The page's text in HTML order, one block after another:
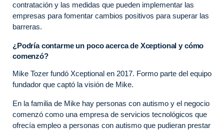
contratación y las medidas que pueden implementar las
empresas para fomentar cambios positivos para superar las
barreras.
¿Podría contarme un poco acerca de Xceptional y cómo
comenzó?
Mike Tozer fundó Xceptional en 2017. Formo parte del equipo
fundador que captó la visión de Mike.
En la familia de Mike hay personas con autismo y el negocio
comenzó como una empresa de servicios tecnológicos que
ofrecía empleo a personas con autismo que pudieran prestar